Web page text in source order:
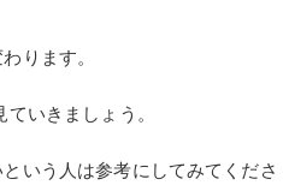
ります。
いきましょう。
いう人は参考にしてみてくださ